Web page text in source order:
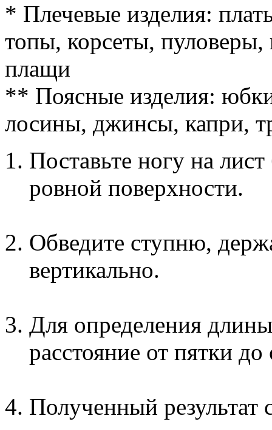
* Плечевые изделия:
топы, корсеты,
плащи
** Поясные изделия:
лосины, джинсы, капри,
Поставьте ногу на
ровной поверхности.
Обведите ступню,
вертикально.
Для определения
расстояние от пятки
Полученный результат